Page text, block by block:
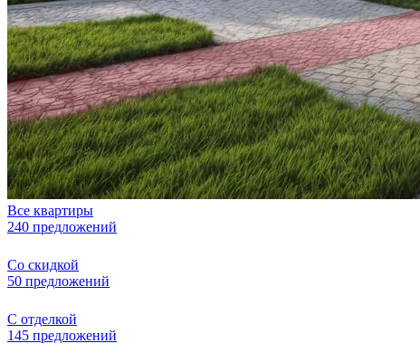
Все квартиры
240 предложений
Со скидкой
50 предложений
С отделкой
145 предложений